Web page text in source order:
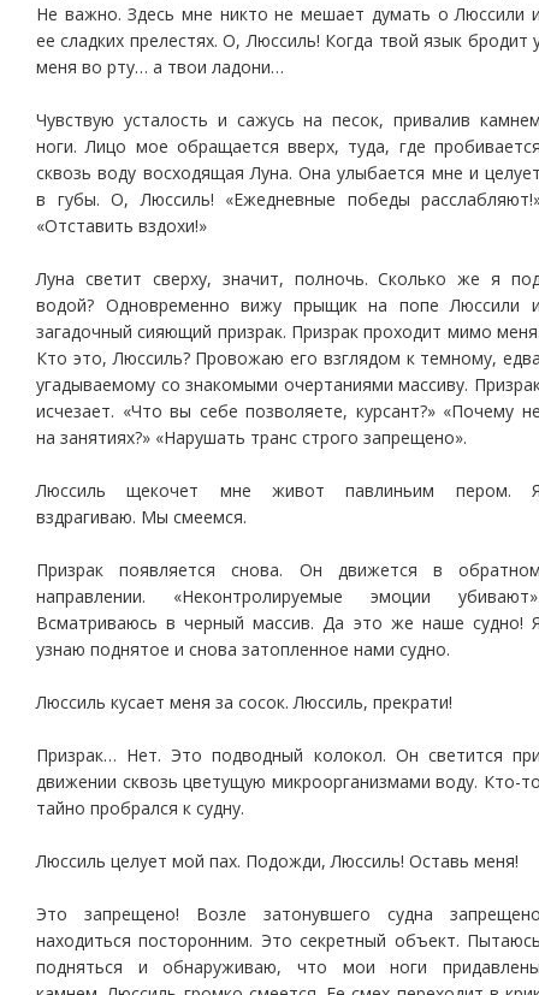
Не важно. Здесь мне никто не мешает думать о Люссили
ее сладких прелестях. О, Люссиль! Когда твой язык бродит
меня во рту… а твои ладони…
Чувствую усталость и сажусь на песок, привалив
ноги. Лицо мое обращается вверх, туда, где
сквозь воду восходящая Луна. Она улыбается мне и
в губы. О, Люссиль! «Ежедневные победы
«Отставить вздохи!»
Луна светит сверху, значит, полночь. Сколько же я
водой? Одновременно вижу прыщик на попе Люссили
загадочный сияющий призрак. Призрак проходит мимо
Кто это, Люссиль? Провожаю его взглядом к темному,
угадываемому со знакомыми очертаниями массиву.
исчезает. «Что вы себе позволяете, курсант?» «Почему
на занятиях?» «Нарушать транс строго запрещено».
Люссиль щекочет мне живот павлиньим пером.
вздрагиваю. Мы смеемся.
Призрак появляется снова. Он движется в
направлении. «Неконтролируемые эмоции
Всматриваюсь в черный массив. Да это же наше судно!
узнаю поднятое и снова затопленное нами судно.
Люссиль кусает меня за сосок. Люссиль, прекрати!
Призрак… Нет. Это подводный колокол. Он светится
движении сквозь цветущую микроорганизмами воду. Кто-
тайно пробрался к судну.
Люссиль целует мой пах. Подожди, Люссиль! Оставь меня!
Это запрещено! Возле затонувшего судна
находиться посторонним. Это секретный объект.
подняться и обнаруживаю, что мои ноги